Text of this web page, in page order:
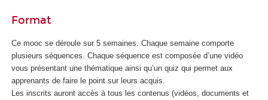
Format
Ce mooc se déroule sur 5 semaines. Chaque semaine comporte
plusieurs séquences. Chaque séquence est composée d’une vidéo
vous présentant une thématique ainsi qu’un quiz qui permet aux
apprenants de faire le point sur leurs acquis.
Les inscrits auront accès à tous les contenus (vidéos, documents et